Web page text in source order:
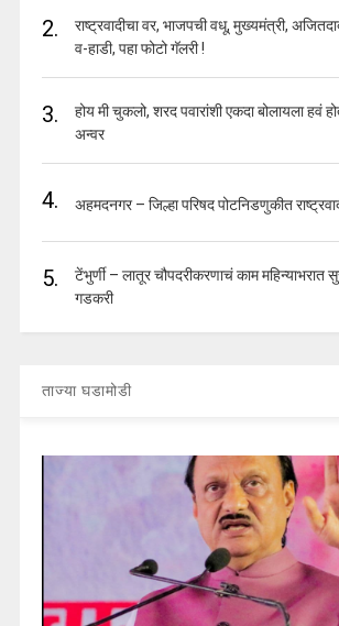
2.
राष्ट्रवादीचा वर, भाजपची वधू, मुख्यमंत्री,
व-हाडी, पहा फोटो गॅलरी !
3.
होय मी चुकलो, शरद पवारांशी एकदा बोलायला हवं
अन्वर
4. अहमदनगर – जिल्हा परिषद पोटनिडणुकीत
5.
टेंभुर्णी – लातूर चौपदरीकरणाचं काम महिन्याभरात
गडकरी
ताज्या घडामोडी